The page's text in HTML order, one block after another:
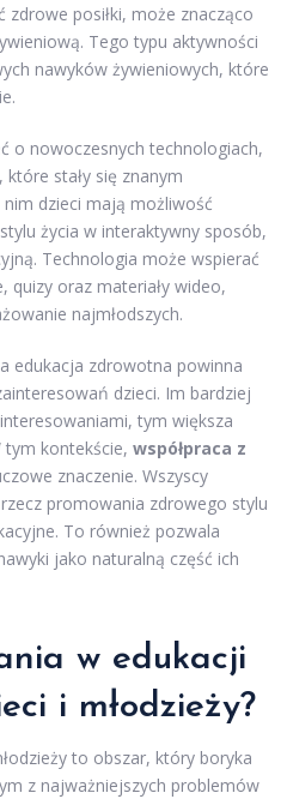
zdrowe posiłki, może znacząco
Tego typu aktywności
nawyków żywieniowych, które
o nowoczesnych technologiach,
, które stały się znanym
dzieci mają możliwość
życia w interaktywny sposób,
Technologia może wspierać
quizy oraz materiały wideo,
najmłodszych.
edukacja zdrowotna powinna
dzieci. Im bardziej
tym większa
tym kontekście, współpraca z
znaczenie. Wszyscy
promowania zdrowego stylu
To również pozwala
jako naturalną część ich
w edukacji
i młodzieży?
to obszar, który boryka
z najważniejszych problemów